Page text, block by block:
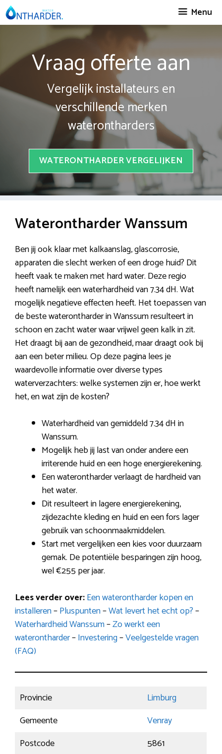
Spring
naar
Menu
Vraag offerte aan
Vergelijk installateurs en
verschillende merken
waterontharders
WATERONTHARDER VERGELIJKEN
Waterontharder Wanssum
Ben jij ook klaar met kalkaanslag, glascorrosie,
apparaten die slecht werken of een droge huid? Dit
heeft vaak te maken met hard water. Deze regio
heeft namelijk een waterhardheid van 7.34 dH. Wat
mogelijk negatieve effecten heeft. Het toepassen van
de beste waterontharder in Wanssum resulteert in
schoon en zacht water waar vrijwel geen kalk in zit.
Het draagt bij aan de gezondheid, maar draagt ook bij
aan een beter milieu. Op deze pagina lees je
waardevolle informatie over diverse types
waterverzachters: welke systemen zijn er, hoe werkt
het, en wat zijn de kosten?
Waterhardheid van gemiddeld 7.34 dH in
Wanssum.
Mogelijk heb jij last van onder andere een
irriterende huid en een hoge energierekening.
Een waterontharder verlaagt de hardheid van
het water.
Dit resulteert in lagere energierekening,
zijdezachte kleding en huid en een fors lager
gebruik van schoonmaakmiddelen.
Start met vergelijken een kies voor duurzaam
gemak. De potentiële besparingen zijn hoog,
wel €255 per jaar.
Lees verder over:Een waterontharder kopen en
installeren–Pluspunten–Wat levert het echt op?–
Waterhardheid Wanssum–Zo werkt een
waterontharder–Investering–Veelgestelde vragen
(FAQ)
Provincie
Limburg
Gemeente
Venray
Postcode
5861